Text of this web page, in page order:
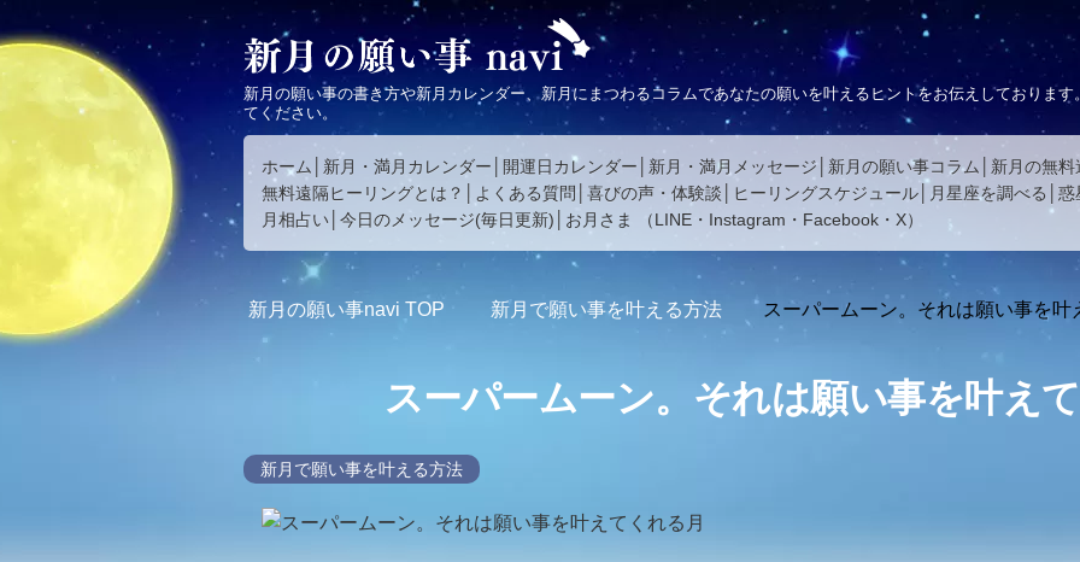
新月の願い事の書き方や新月カレンダー、新月にまつわるコラムであなたの願いを叶えるヒントをお伝えしておりま
てください。
ホーム 新月・満月カレンダー 開運日カレンダー 新月・満月メッセージ 新月の願い事コラム
新月の無
無料遠隔ヒーリングとは？
よくある質問 喜びの声・体験談 ヒーリングスケジュール 月星座を調べる
惑
月相占い 今日のメッセージ(毎日更新) お月さま （LINE ・ Instagram ・ Facebook ・ X）
新月の願い事navi TOP 新月で願い事を叶える方法 スーパームーン。それは願い事を叶
スーパームーン。それは願い事を叶え
新月で願い事を叶える方法